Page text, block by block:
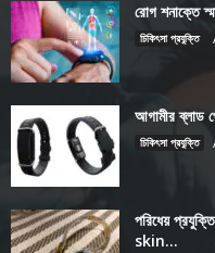
রোগ শনাক্তে
চিকিৎসা প্রযুক্তি
আগামীর ব্লাড
চিকিৎসা প্রযুক্তি
পরিধেয়
skin...